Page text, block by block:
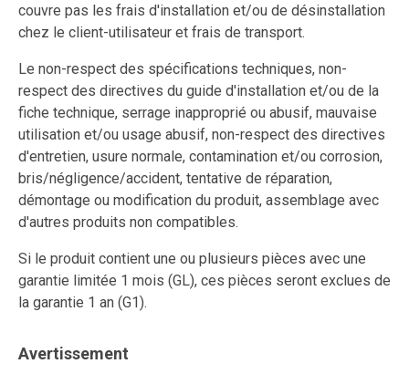
couvre pas les frais d'installation et/ou de désinstallation
chez le client-utilisateur et frais de transport.
Le non-respect des spécifications techniques, non-
respect des directives du guide d'installation et/ou de la
fiche technique, serrage inapproprié ou abusif, mauvaise
utilisation et/ou usage abusif, non-respect des directives
d'entretien, usure normale, contamination et/ou corrosion,
bris/négligence/accident, tentative de réparation,
démontage ou modification du produit, assemblage avec
d'autres produits non compatibles.
Si le produit contient une ou plusieurs pièces avec une
garantie limitée 1 mois (GL), ces pièces seront exclues de
la garantie 1 an (G1).
Avertissement